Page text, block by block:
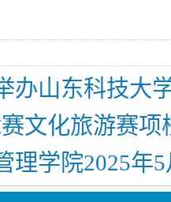
办山东科技大
文化旅游赛项
理学院2025年